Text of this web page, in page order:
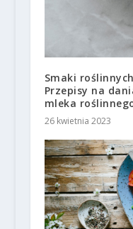
Smaki
Przepisy na
mleka
26 kwietnia 2023